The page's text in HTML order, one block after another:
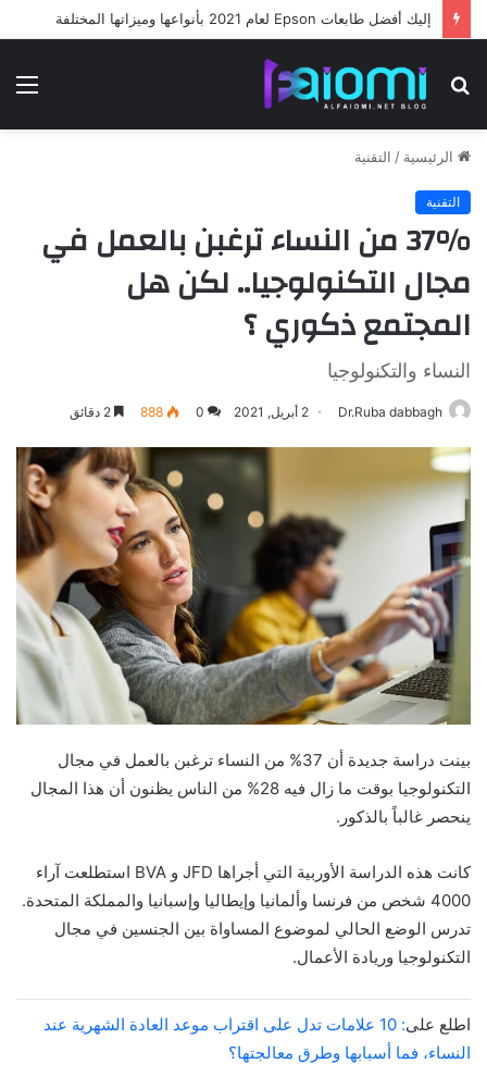
إليك أفضل طابعات Epson لعام 2021 بأنواعها وميزاتها المختلفة
الرئيسية / التقنية
التقنية
37% من النساء ترغبن بالعمل في
مجال التكنولوجيا.. لكن هل
المجتمع ذكوري ؟
النساء والتكنولوجيا
Dr.Ruba dabbagh 2 أبريل, 2021 0
888
بينت دراسة جديدة أن 37% من النساء ترغبن بالعمل في مجال
التكنولوجيا بوقت ما زال فيه 28% من الناس يظنون أن هذا المجال
ينحصر غالباً بالذكور.
كانت هذه الدراسة الأوربية التي أجراها JFD و BVA استطلعت آراء
4000 شخص من فرنسا وألمانيا وإيطاليا وإسبانيا والمملكة المتحدة.
تدرس الوضع الحالي لموضوع المساواة بين الجنسين في مجال
التكنولوجيا وريادة الأعمال.
اطلع على
: 10 علامات تدل على اقتراب موعد العادة الشهرية عند
النساء، فما أسبابها وطرق معالجتها؟